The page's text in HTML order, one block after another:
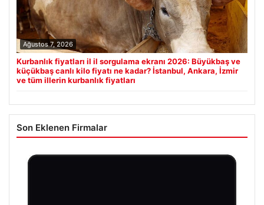
Ağustos 7, 2026
Kurbanlık fiyatları il il sorgulama ekranı 2026: Büyükbaş ve
küçükbaş canlı kilo fiyatı ne kadar? İstanbul, Ankara, İzmir
ve tüm illerin kurbanlık fiyatları
Son Eklenen Firmalar